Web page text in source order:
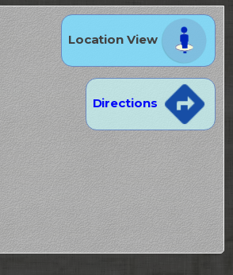
Location View
Directions